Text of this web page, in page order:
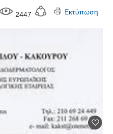
2447 Εκτύπωση